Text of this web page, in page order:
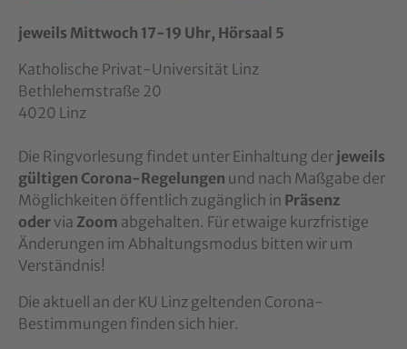
jeweils Mittwoch 17-19 Uhr, Hörsaal 5
Katholische Privat-Universität Linz
Bethlehemstraße 20
4020 Linz
Die Ringvorlesung findet unter Einhaltung der jeweils
gültigen Corona-Regelungen und nach Maßgabe der
Möglichkeiten öffentlich zugänglich in Präsenz
odervia Zoom abgehalten. Für etwaige kurzfristige
Änderungen im Abhaltungsmodus bitten wir um
Verständnis!
Die aktuell an der KU Linz geltenden Corona-
Bestimmungen finden sich hier.